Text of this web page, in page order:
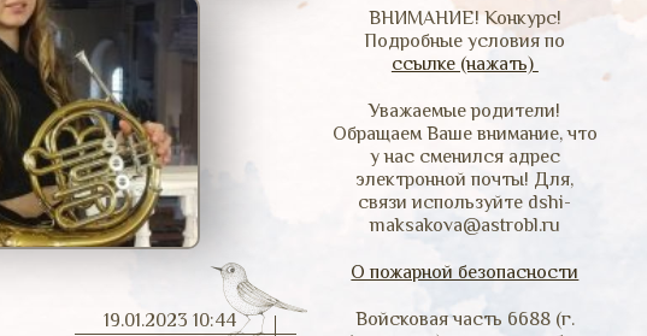
19.01.2023 10:44
ВНИМАНИЕ! Конкурс!
Подробные условия по
ссылке (нажать)
Уважаемые родители!
Обращаем Ваше внимание, что
у нас сменился адрес
электронной почты! Для,
связи используйте dshi-
maksakova@astrobl.ru
О пожарной безопасности
Войсковая часть 6688 (г.